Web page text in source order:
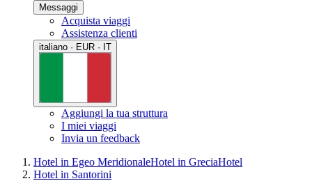
Messaggi
Acquista viaggi
Assistenza clienti
italiano · EUR · IT
Aggiungi la tua struttura
I miei viaggi
Invia un feedback
Hotel in Egeo MeridionaleHotel in GreciaHotel
Hotel in Santorini